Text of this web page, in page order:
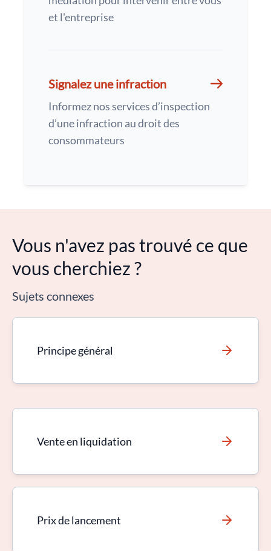
et l'entreprise
Signalez une infraction
Informez nos services d’inspection
d’une infraction au droit des
consommateurs
Vous n'avez pas trouvé ce que
vous cherchiez ?
Sujets connexes
Principe général
Vente en liquidation
Prix de lancement